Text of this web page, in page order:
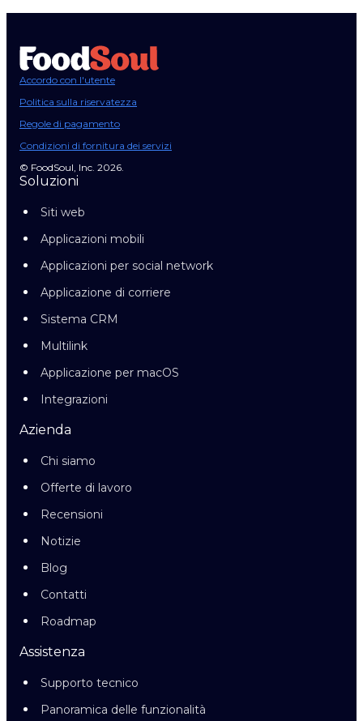
Accordo con l'utente
Politica sulla riservatezza
Regole di pagamento
Condizioni di fornitura dei servizi
© FoodSoul, Inc. 2026.
Soluzioni
Siti web
Applicazioni mobili
Applicazioni per social network
Applicazione di corriere
Sistema CRM
Multilink
Applicazione per macOS
Integrazioni
Azienda
Chi siamo
Offerte di lavoro
Recensioni
Notizie
Blog
Contatti
Roadmap
Assistenza
Supporto tecnico
Panoramica delle funzionalità